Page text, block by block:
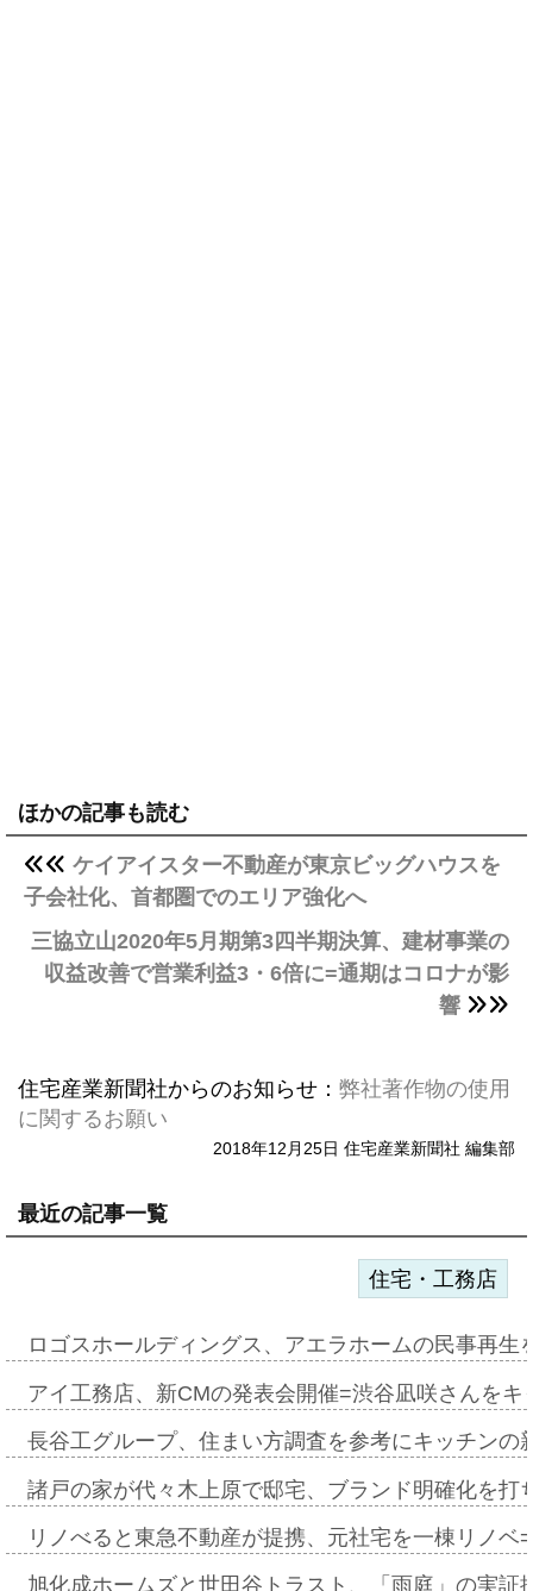
ほかの記事も読む
ケイアイスター不動産が東京ビッグハウスを
子会社化、首都圏でのエリア強化へ
三協立山2020年5月期第3四半期決算、建材事業の
収益改善で営業利益3・6倍に=通期はコロナが影
響
住宅産業新聞社からのお知らせ： 弊社著作物の使用
に関するお願い
2018年12月25日 住宅産業新聞社 編集部
最近の記事一覧
住宅・工務店
ロゴスホールディングス、アエラホームの民事再
アイ工務店、新CMの発表会開催=渋谷凪咲さんを
長谷工グループ、住まい方調査を参考にキッチン
諸戸の家が代々木上原で邸宅、ブランド明確化を
リノべると東急不動産が提携、元社宅を一棟リノ
旭化成ホームズと世田谷トラスト、「雨庭」の実